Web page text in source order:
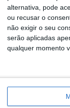
alternativa, pode
ou recusar o
não exigir o seu
serão aplicadas
qualquer momento
o engenheiro
está construído
trimestre
pela Vila
promotora do
o turista a